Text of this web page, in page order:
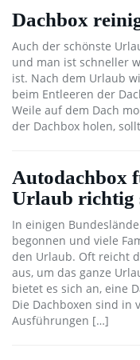
Dachbox
Auch der schönste
und man ist schneller
ist. Nach dem Urlaub
beim Entleeren der
Weile auf dem Dach
der Dachbox holen,
Autodachbox
Urlaub richtig
In einigen
begonnen und viele
den Urlaub. Oft reicht
aus, um das ganze
bietet es sich an, eine
Die Dachboxen sind in
Ausführungen […]